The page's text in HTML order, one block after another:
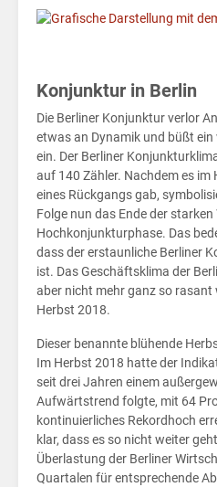
Konjunktur in Berlin
Die Berliner Konjunktur verlor
etwas an Dynamik und büßt
ein. Der Berliner
auf 140 Zähler. Nachdem es im
eines Rückgangs gab,
Folge nun das Ende der
Hochkonjunkturphase. Das
dass der erstaunliche Berliner
ist. Das Geschäftsklima der
aber nicht mehr ganz so rasant
Herbst 2018.
Dieser benannte blühende
Im Herbst 2018 hatte der
seit drei Jahren einem
Aufwärtstrend folgte, mit 64
kontinuierliches Rekordhoch
klar, dass es so nicht weiter
Überlastung der Berliner
Quartalen für entsprechende